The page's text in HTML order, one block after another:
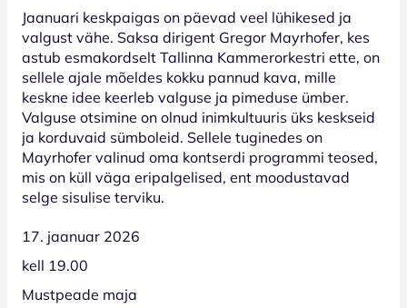
Jaanuari keskpaigas on päevad veel lühikesed ja
valgust vähe. Saksa dirigent Gregor Mayrhofer, kes
astub esmakordselt Tallinna Kammerorkestri ette, on
sellele ajale mõeldes kokku pannud kava, mille
keskne idee keerleb valguse ja pimeduse ümber.
Valguse otsimine on olnud inimkultuuris üks keskseid
ja korduvaid sümboleid. Sellele tuginedes on
Mayrhofer valinud oma kontserdi programmi teosed,
mis on küll väga eripalgelised, ent moodustavad
selge sisulise terviku.
17. jaanuar 2026
kell 19.00
Mustpeade maja